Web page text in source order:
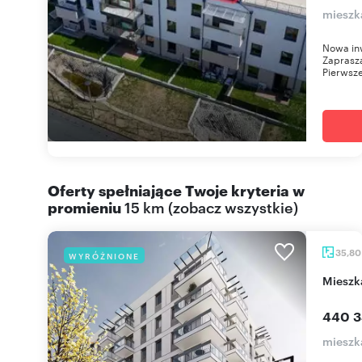
Nowa
Oferty spełniające Twoje kryteria w
promieniu15 km (zobacz wszystkie)
WYRÓŻNIONE 35,80
440